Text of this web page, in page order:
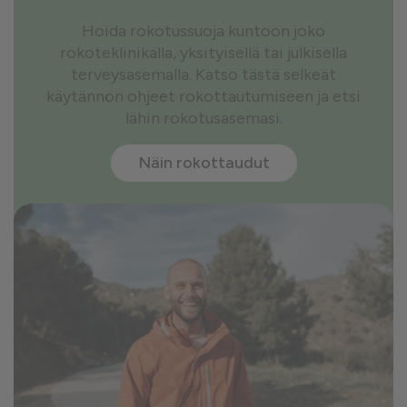
Hoida rokotussuoja kuntoon joko
rokoteklinikalla, yksityisellä tai julkisella
terveysasemalla. Katso tästä selkeät
käytännön ohjeet rokottautumiseen ja etsi
lähin rokotusasemasi.
Näin rokottaudut